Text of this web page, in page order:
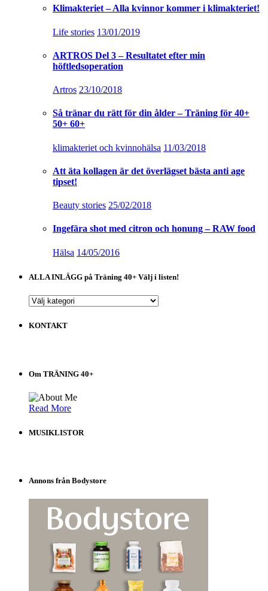
Klimakteriet – Alla kvinnor kommer i klimakteriet!
Life stories 13/01/2019
ARTROS Del 3 – Resultatet efter min
höftledsoperation
Artros 23/10/2018
Så tränar du rätt för din ålder – Träning för 40+
50+ 60+
klimakteriet och kvinnohälsa 11/03/2018
Att äta kollagen är det överlägset bästa anti age
tipset!
Beauty stories 25/02/2018
Ingefära shot med citron och honung – RAW food
Hälsa 14/05/2016
ALLA INLÄGG på Träning 40+ Välj i listen!
ALLA
på
listen!
KONTAKT
Om TRÄNING 40+
Read More
MUSIKLISTOR
Annons från Bodystore